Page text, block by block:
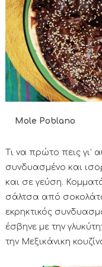
Mole Poblano
Τι να πρώτο πεις γι’
συνδυασμένο και
και σε γεύση.
σάλτσα από
εκρηκτικός
έσβηνε με την
την Μεξικάνικη